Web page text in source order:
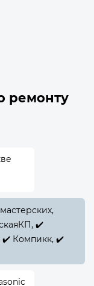
ремонту
✔️
✔️ Компикк, ✔️